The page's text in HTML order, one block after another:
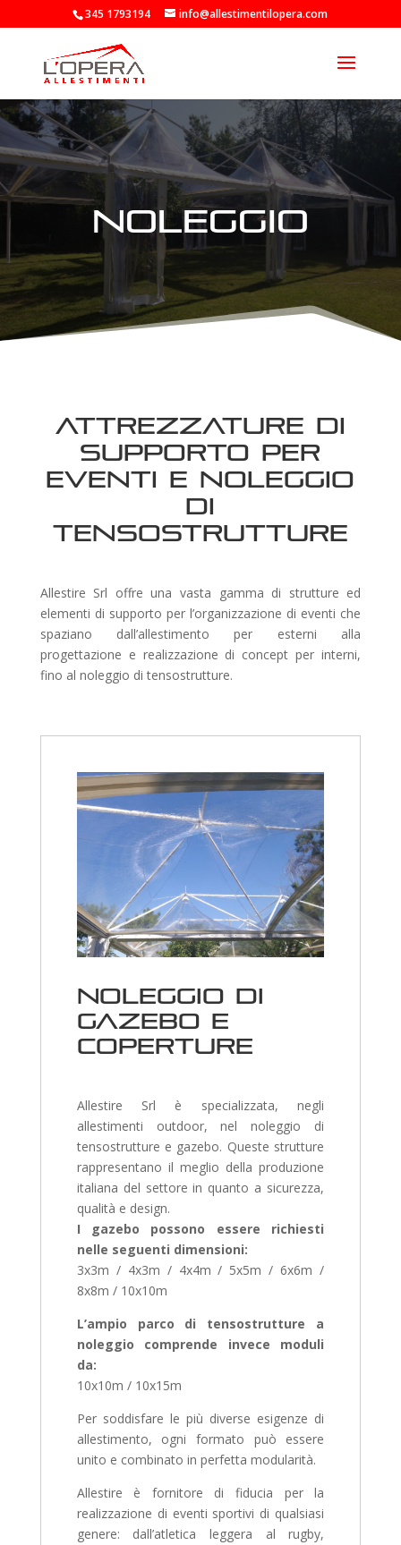
345 1793194 info@allestimentilopera.com
Noleggio
Attrezzature di
supporto per
eventi e noleggio
di
tensostrutture
Allestire Srl offre una vasta gamma di strutture ed
elementi di supporto per l’organizzazione di eventi che
spaziano dall’allestimento per esterni alla
progettazione e realizzazione di concept per interni,
fino al noleggio di tensostrutture.
Noleggio di
gazebo e
coperture
Allestire Srl è specializzata, negli
allestimenti outdoor, nel noleggio di
tensostrutture e gazebo. Queste strutture
rappresentano il meglio della produzione
italiana del settore in quanto a sicurezza,
qualità e design.
I gazebo possono essere richiesti
nelle seguenti dimensioni:
3x3m / 4x3m / 4x4m / 5x5m / 6x6m /
8x8m / 10x10m
L’ampio parco di tensostrutture a
noleggio comprende invece moduli
da:
10x10m / 10x15m
Per soddisfare le più diverse esigenze di
allestimento, ogni formato può essere
unito e combinato in perfetta modularità.
Allestire è fornitore di fiducia per la
realizzazione di eventi sportivi di qualsiasi
genere: dall’atletica leggera al rugby,